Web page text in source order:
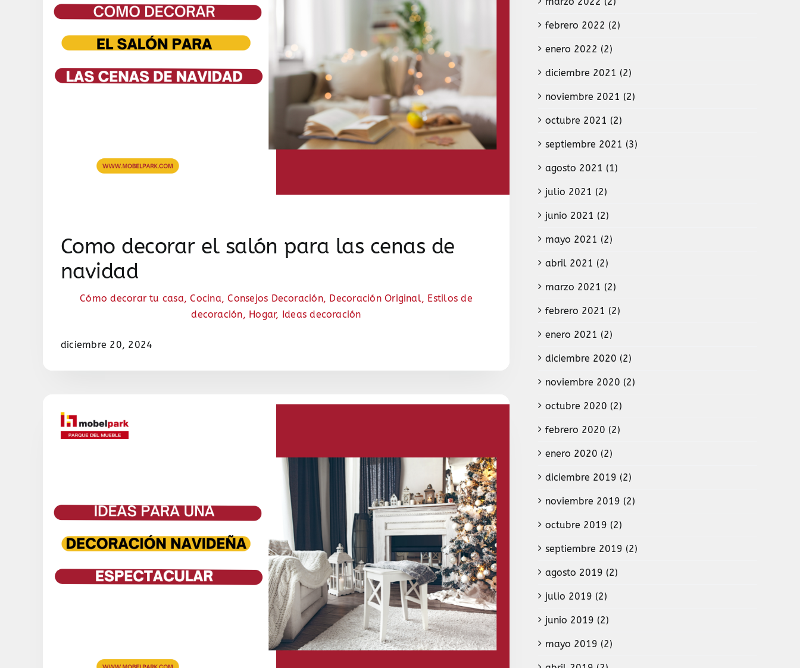
Como decorar el salón para las cenas de
navidad
Cómo decorar tu casa,Cocina,Consejos Decoración, Decoración Original, Estilos de
decoración, Hogar, Ideas decoración
diciembre 20, 2024
febrero 2022 (2)
enero 2022 (2)
diciembre 2021 (2)
noviembre 2021 (2)
octubre 2021 (2)
septiembre 2021 (3)
agosto 2021 (1)
julio 2021 (2)
junio 2021 (2)
mayo 2021 (2)
abril 2021 (2)
marzo 2021 (2)
febrero 2021 (2)
enero 2021 (2)
diciembre 2020 (2)
noviembre 2020 (2)
octubre 2020 (2)
febrero 2020 (2)
enero 2020 (2)
diciembre 2019 (2)
noviembre 2019 (2)
octubre 2019 (2)
septiembre 2019 (2)
agosto 2019 (2)
julio 2019 (2)
junio 2019 (2)
mayo 2019 (2)